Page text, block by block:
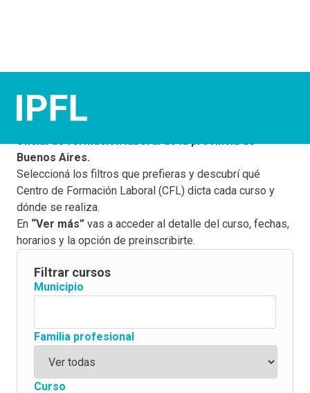
¡Elegí tus cursos!
Este buscador te permite conocer la
oficial de formación laboral de la provincia de
Buenos Aires.
Seleccioná los filtros que prefieras y descubrí qué
Centro de Formación Laboral (CFL) dicta cada curso y
dónde se realiza.
En “Ver más” vas a acceder al detalle del curso, fechas,
horarios y la opción de preinscribirte.
Filtrar cursos
Municipio
Familia profesional
Curso